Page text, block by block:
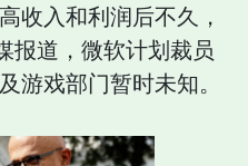
收入和利润后不久，
报道，微软计划裁员
游戏部门暂时未知。